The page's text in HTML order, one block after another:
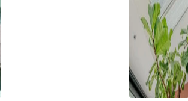
Balkon of overkapping